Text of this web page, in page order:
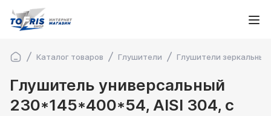
Каталог товаров Глушители Глушители зеркальные
Глушитель универсальный
230*145*400*54, AISI 304, с